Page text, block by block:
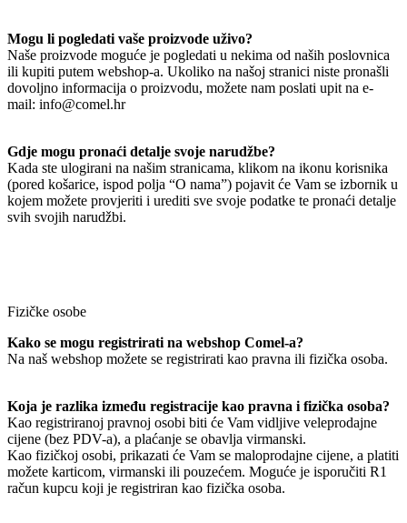
Mogu li pogledati vaše proizvode uživo?
Naše proizvode moguće je pogledati u nekima od naših poslovnica
ili kupiti putem webshop-a. Ukoliko na našoj stranici niste pronašli
dovoljno informacija o proizvodu, možete nam poslati upit na e-
mail: info@comel.hr
Gdje mogu pronaći detalje svoje narudžbe?
Kada ste ulogirani na našim stranicama, klikom na ikonu korisnika
(pored košarice, ispod polja “O nama”) pojavit će Vam se izbornik u
kojem možete provjeriti i urediti sve svoje podatke te pronaći detalje
svih svojih narudžbi.
Fizičke osobe
Kako se mogu registrirati na webshop Comel-a?
Na naš webshop možete se registrirati kao pravna ili fizička osoba.
Koja je razlika između registracije kao pravna i fizička osoba?
Kao registriranoj pravnoj osobi biti će Vam vidljive veleprodajne
cijene (bez PDV-a), a plaćanje se obavlja virmanski.
Kao fizičkoj osobi, prikazati će Vam se maloprodajne cijene, a platiti
možete karticom, virmanski ili pouzećem. Moguće je isporučiti R1
račun kupcu koji je registriran kao fizička osoba.